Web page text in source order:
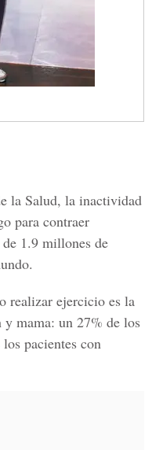
la Salud, la inactividad
para contraer
de 1.9 millones de
realizar ejercicio es la
y mama: un 27% de los
pacientes con